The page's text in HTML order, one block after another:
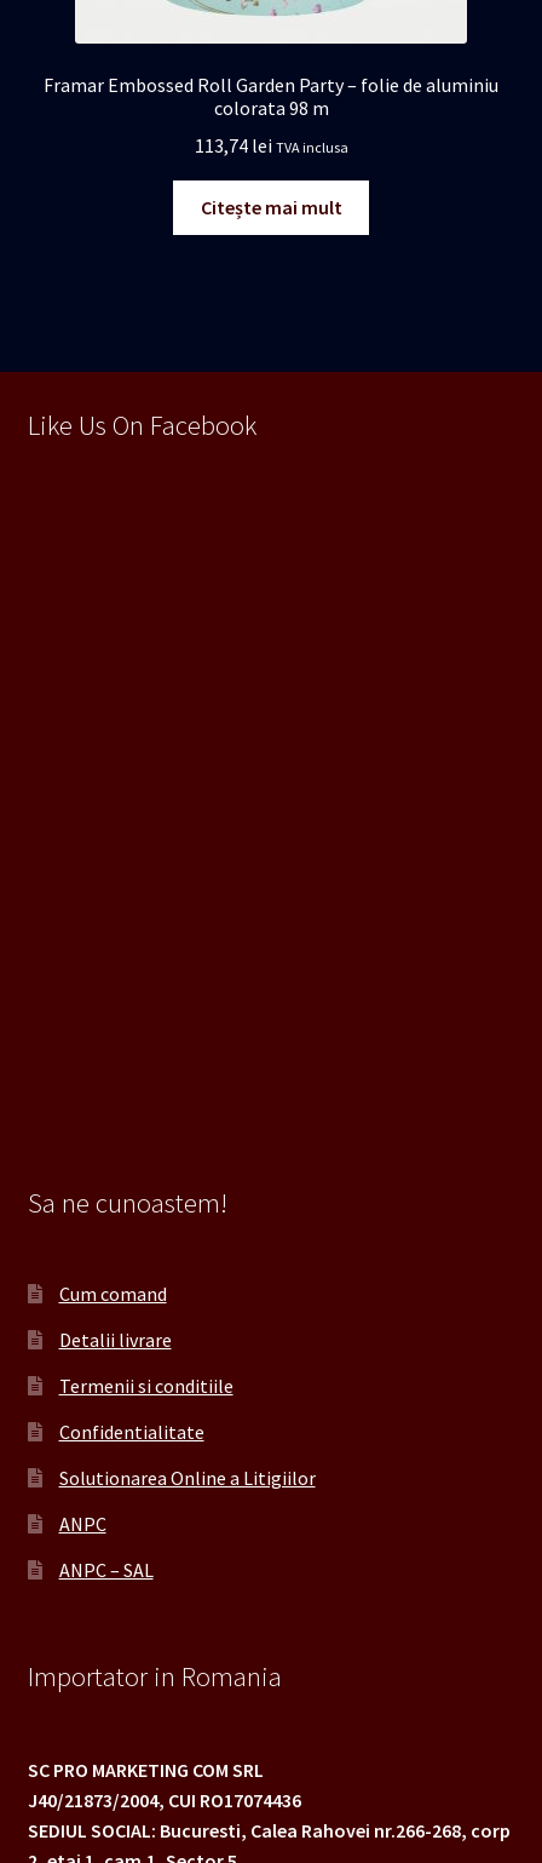
Framar Embossed Roll Garden Party – folie de aluminiu
colorata 98 m
113,74 lei TVA inclusa
Citește mai mult
Like Us On Facebook
Sa ne cunoastem!
Cum comand
Detalii livrare
Termenii si conditiile
Confidentialitate
Solutionarea Online a Litigiilor
ANPC
ANPC – SAL
Importator in Romania
SC PRO MARKETING COM SRL
J40/21873/2004, CUI RO17074436
SEDIUL SOCIAL: Bucuresti, Calea Rahovei nr.266-268, corp